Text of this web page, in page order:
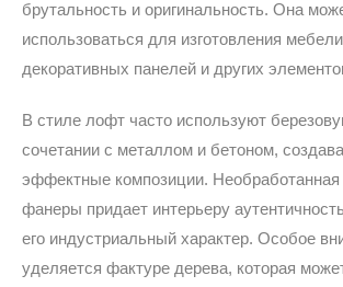
брутальность и оригинальность. Она
использоваться для изготовления
декоративных панелей и других
В стиле лофт часто используют
сочетании с металлом и бетоном,
эффектные композиции. Необработанная
фанеры придает интерьеру
его индустриальный характер. Особое
уделяется фактуре дерева, которая